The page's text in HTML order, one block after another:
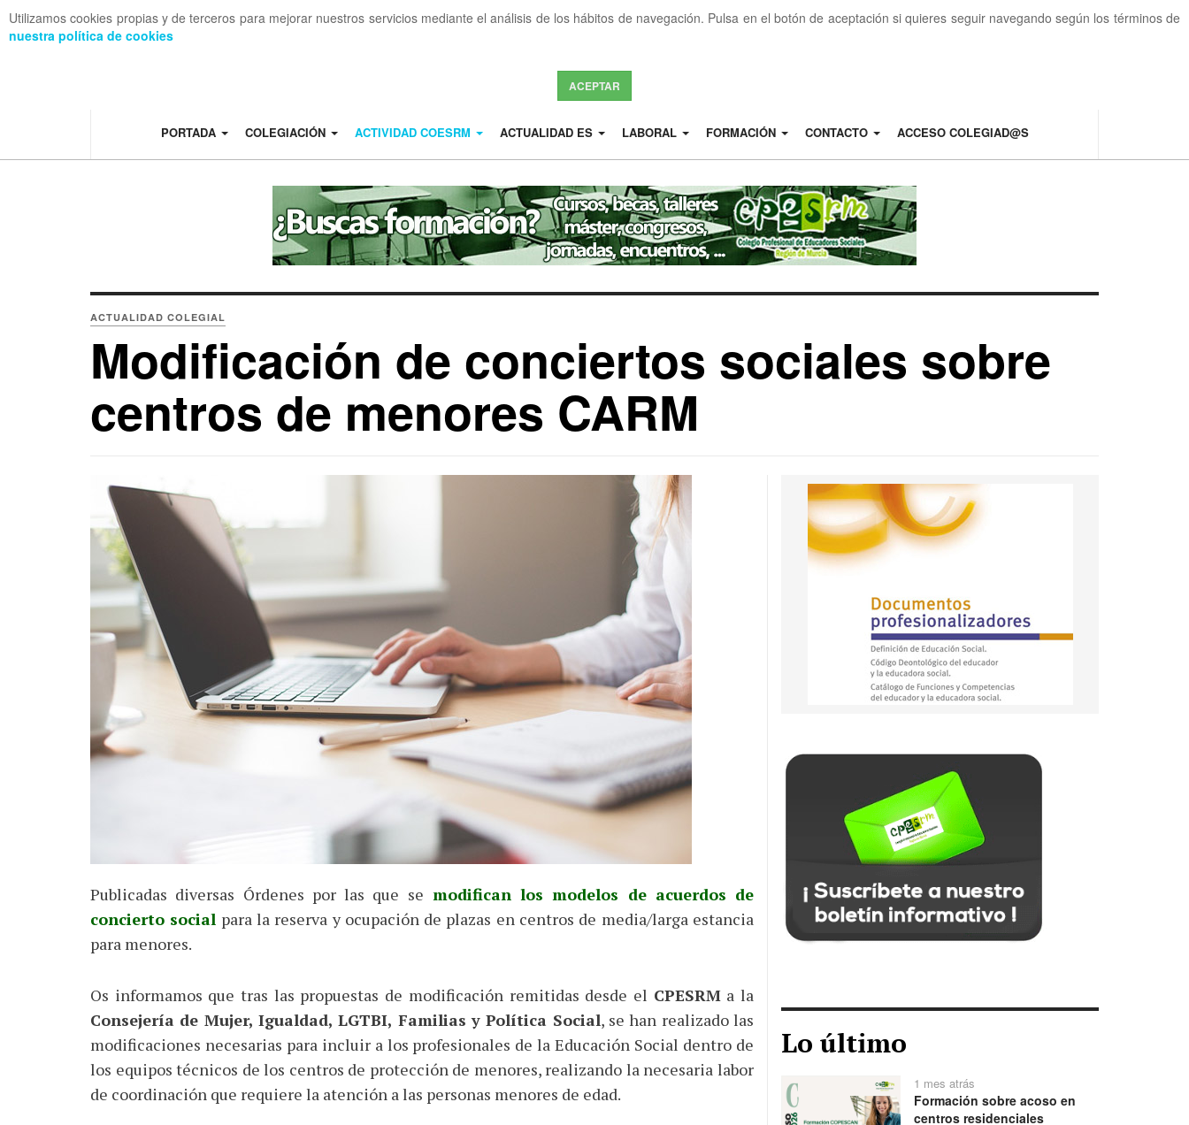
Utilizamos cookies propias y de terceros para mejorar nuestros servicios mediante el análisis de los hábitos de navegación. Pulsa en el botón de aceptación si quieres seguir navegando según los términos de
nuestra política de cookies
ACEPTAR
PORTADA COLEGIACIÓN ACTIVIDAD COESRM ACTUALIDAD ES LABORAL FORMACIÓN CONTACTO ACCESO COLEGIAD@S
ACTUALIDAD COLEGIAL
Modificación de conciertos sociales sobre
centros de menores CARM
Publicadas diversas Órdenes por las que se modifican los modelos de acuerdos de
concierto social para la reserva y ocupación de plazas en centros de media/larga estancia
para menores.
Os informamos que tras las propuestas de modificación remitidas desde el CPESRMa la
Consejería de Mujer, Igualdad, LGTBI, Familias y Política Social, se han realizado las
modificaciones necesarias para incluir a los profesionales de la Educación Social dentro de
los equipos técnicos de los centros de protección de menores, realizando la necesaria labor
de coordinación que requiere la atención a las personas menores de edad.
Lo último
1 mes atrás
Formación sobre acoso en
centros residenciales